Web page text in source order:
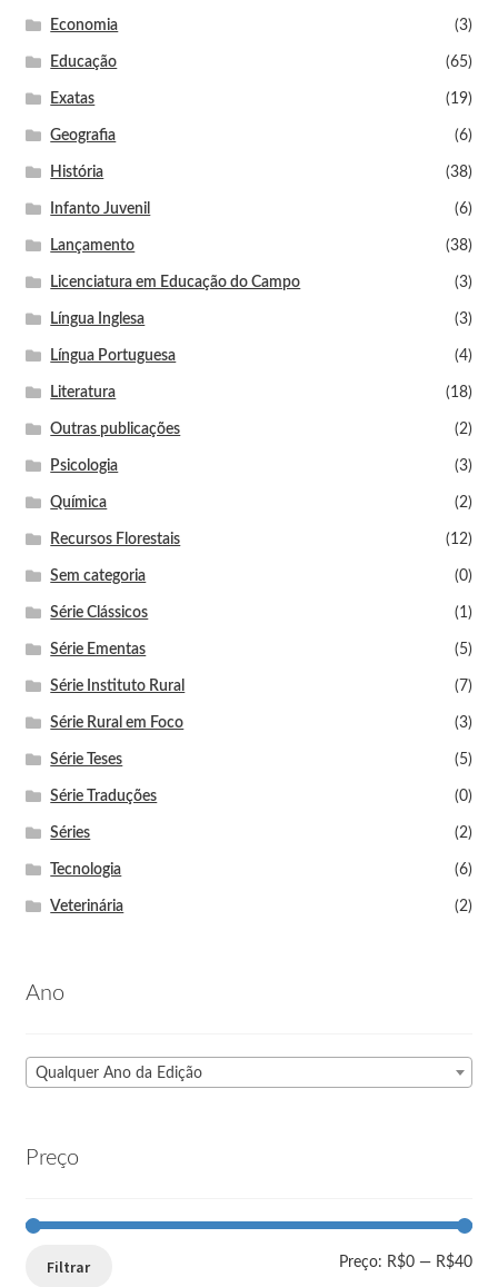
Economia (3)
Educação (65)
Exatas (19)
Geografia (6)
História (38)
Infanto Juvenil (6)
Lançamento (38)
Licenciatura em Educação do Campo (3)
Língua Inglesa (3)
Língua Portuguesa (4)
Literatura (18)
Outras publicações (2)
Psicologia (3)
Química (2)
Recursos Florestais (12)
Sem categoria (0)
Série Clássicos (1)
Série Ementas (5)
Série Instituto Rural (7)
Série Rural em Foco (3)
Série Teses (5)
Série Traduções (0)
Séries (2)
Tecnologia (6)
Veterinária (2)
Ano
Qualquer Ano da Edição
Preço
Filtrar Preço: R$0 — R$40